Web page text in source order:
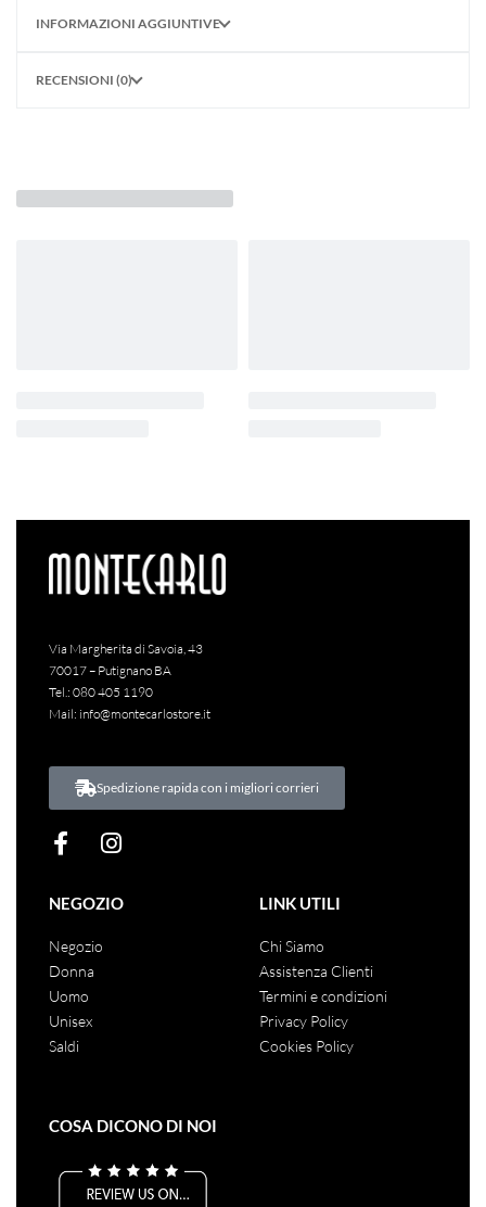
INFORMAZIONI AGGIUNTIVE
RECENSIONI (0)
Via Margherita di Savoia, 43
70017 – Putignano BA
Tel.: 080 405 1190
Mail: info@montecarlostore.it
Spedizione rapida con i migliori corrieri
NEGOZIO
Negozio
Donna
Uomo
Unisex
Saldi
LINK UTILI
Chi Siamo
Assistenza Clienti
Termini e condizioni
Privacy Policy
Cookies Policy
COSA DICONO DI NOI